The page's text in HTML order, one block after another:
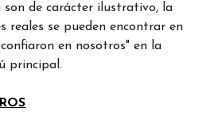
son de carácter ilustrativo, la
reales se pueden encontrar en
en nosotros" en la
principal.